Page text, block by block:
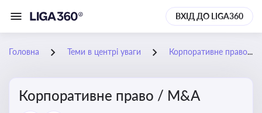
ВХІД ДО LIGA360
Головна Теми в центрі уваги Корпоративне право / M&A
Корпоративне право / M&A